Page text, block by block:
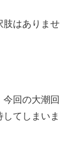
肢はありませ
回の大潮回
てしまいま